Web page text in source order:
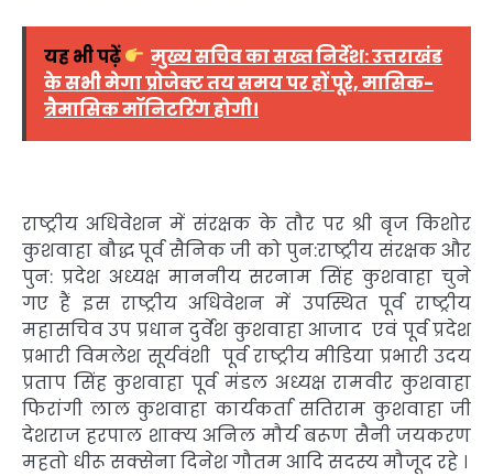
यह भी पढ़ें
मुख्य सचिव का सख्त निर्देश: उत्तराखंड
के सभी मेगा प्रोजेक्ट तय समय पर हों पूरे, मासिक-
त्रैमासिक मॉनिटरिंग होगी।
राष्ट्रीय अधिवेशन में संरक्षक के तौर पर श्री बृज किशोर
कुशवाहा बौद्ध पूर्व सैनिक जी को पुन:राष्ट्रीय संरक्षक और
पुन: प्रदेश अध्यक्ष माननीय सरनाम सिंह कुशवाहा चुने
गए हैं इस राष्ट्रीय अधिवेशन में उपस्थित पूर्व राष्ट्रीय
महासचिव उप प्रधान दुर्वेश कुशवाहा आजाद एवं पूर्व प्रदेश
प्रभारी विमलेश सूर्यवंशी पूर्व राष्ट्रीय मीडिया प्रभारी उदय
प्रताप सिंह कुशवाहा पूर्व मंडल अध्यक्ष रामवीर कुशवाहा
फिरांगी लाल कुशवाहा कार्यकर्ता सतिराम कुशवाहा जी
देशराज हरपाल शाक्य अनिल मौर्य बरूण सैनी जयकरण
महतो धीरू सक्सेना दिनेश गौतम आदि सदस्य मौजूद रहे ।